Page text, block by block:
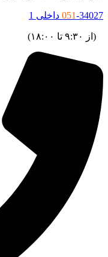
051-34027 داخلی 1
(از ۹:۳۰ تا ۱۸:۰۰)